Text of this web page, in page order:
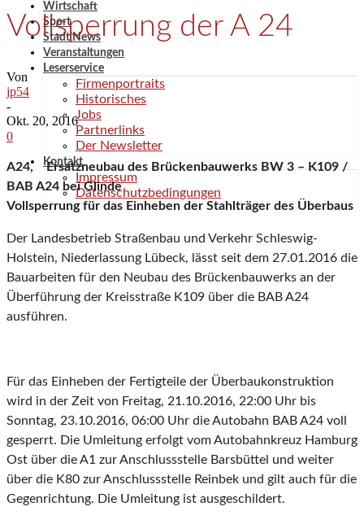
Wirtschaft
Sport
Stadt News
Veranstaltungen
Leserservice
Firmenportraits
Historisches
Jobs
Partnerlinks
Der Newsletter
Kontakt
Impressum
Datenschutzbedingungen
Vollsperrung der A 24
Von
jp54
-
Okt. 20, 2016
0
A24, Ersatzneubau des Brückenbauwerks BW 3 – K109 /
BAB A24 bei Glinde
Vollsperrung für das Einheben der Stahlträger des Überbaus
Der Landesbetrieb Straßenbau und Verkehr Schleswig-
Holstein, Niederlassung Lübeck, lässt seit dem 27.01.2016 die
Bauarbeiten für den Neubau des Brückenbauwerks an der
Überführung der Kreisstraße K109 über die BAB A24
ausführen.
Für das Einheben der Fertigteile der Überbaukonstruktion
wird in der Zeit von Freitag, 21.10.2016, 22:00 Uhr bis
Sonntag, 23.10.2016, 06:00 Uhr die Autobahn BAB A24 voll
gesperrt. Die Umleitung erfolgt vom Autobahnkreuz Hamburg
Ost über die A1 zur Anschlussstelle Barsbüttel und weiter
über die K80 zur Anschlussstelle Reinbek und gilt auch für die
Gegenrichtung. Die Umleitung ist ausgeschildert.